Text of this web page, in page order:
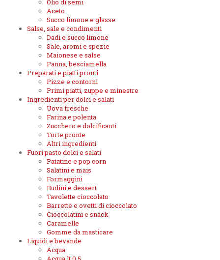
Olio di semi
Aceto
Succo limone e glasse
Salse, sale e condimenti
Dadi e succo limone
Sale, aromi e spezie
Maionese e salse
Panna, besciamella
Preparati e piatti pronti
Pizze e contorni
Primi piatti, zuppe e minestre
Ingredienti per dolci e salati
Uova fresche
Farina e polenta
Zucchero e dolcificanti
Torte pronte
Altri ingredienti
Fuori pasto dolci e salati
Patatine e pop corn
Salatini e mais
Formaggini
Budini e dessert
Tavolette cioccolato
Barrette e ovetti di cioccolato
Cioccolatini e snack
Caramelle
Gomme da masticare
Liquidi e bevande
Acqua